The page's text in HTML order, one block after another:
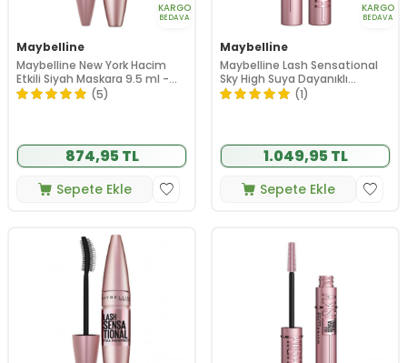
KARGO
BEDAVA
Maybelline
Maybelline New York Hacim
Etkili Siyah Maskara 9.5 ml -
Intense Black (5)
874,95 TL
Sepete Ekle
KARGO
BEDAVA
Maybelline
Maybelline Lash Sensational
Sky High Suya Dayanıklı
Maskara 6 ml (1)
1.049,95 TL
Sepete Ekle